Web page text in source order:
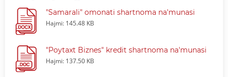
"Samarali" omonati shartnoma na'munasi
Hajmi: 145.48 KB
"Poytaxt Biznes" kredit shartnoma na'munasi
Hajmi: 137.50 KB